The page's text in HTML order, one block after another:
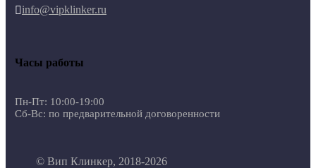
info@vipklinker.ru
Часы работы
Пн-Пт: 10:00-19:00
Сб-Вс: по предварительной договоренности
© Вип Клинкер, 2018-2026